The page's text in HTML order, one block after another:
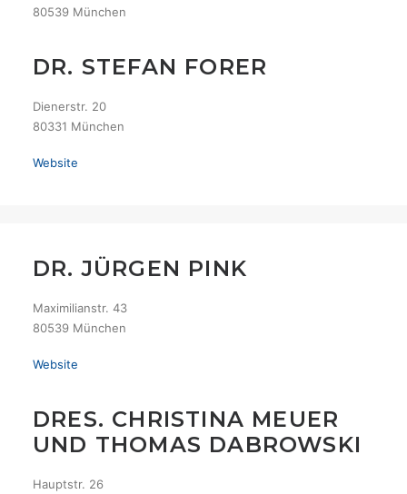
80539 München
DR. STEFAN FORER
Dienerstr. 20
80331 München
Website
DR. JÜRGEN PINK
Maximilianstr. 43
80539 München
Website
DRES. CHRISTINA MEUER
UND THOMAS DABROWSKI
Hauptstr. 26